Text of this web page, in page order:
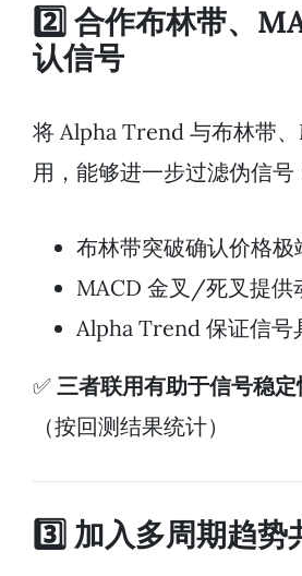
2️⃣ 合作布林带、
认信号
将 Alpha Trend 与布林带
用，能够进一步过滤伪信号
布林带突破确认价格极
MACD 金叉/死叉提供
Alpha Trend 保证信号
✅ 三者联用有助于信号稳
（按回测结果统计）
3️⃣ 加入多周期趋势